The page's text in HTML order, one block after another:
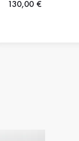
Nuovo prezzo
130,00 €